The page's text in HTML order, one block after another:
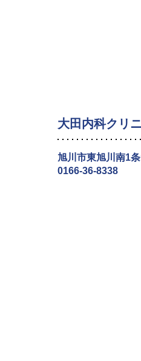
大田内科クリ
旭川市東旭川南1
0166-36-8338